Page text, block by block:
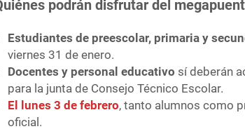
podrán disfrutar del
Estudiantes de preescolar, primaria y
viernes 31 de enero.
Docentes y personal educativo sí deberán
para la junta de Consejo Técnico Escolar.
El lunes 3 de febrero, tanto alumnos como
oficial.